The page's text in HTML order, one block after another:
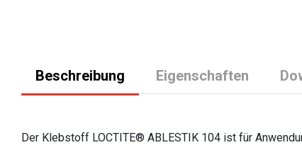
Beschreibung Eigenschaften
Der Klebstoff LOCTITE® ABLESTIK 104 ist für